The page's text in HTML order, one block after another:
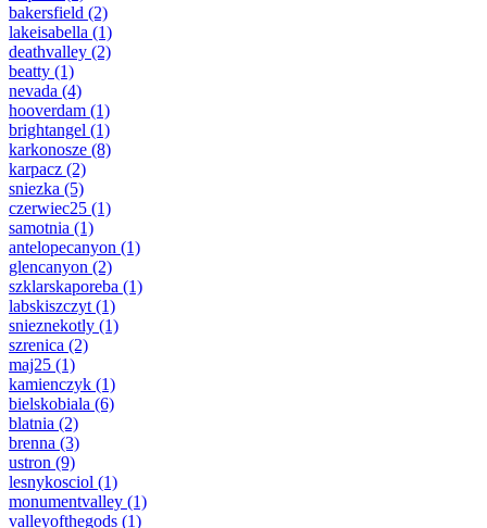
bakersfield (2)
lakeisabella (1)
deathvalley (2)
beatty (1)
nevada (4)
hooverdam (1)
brightangel (1)
karkonosze (8)
karpacz (2)
sniezka (5)
czerwiec25 (1)
samotnia (1)
antelopecanyon (1)
glencanyon (2)
szklarskaporeba (1)
labskiszczyt (1)
snieznekotly (1)
szrenica (2)
maj25 (1)
kamienczyk (1)
bielskobiala (6)
blatnia (2)
brenna (3)
ustron (9)
lesnykosciol (1)
monumentvalley (1)
valleyofthegods (1)